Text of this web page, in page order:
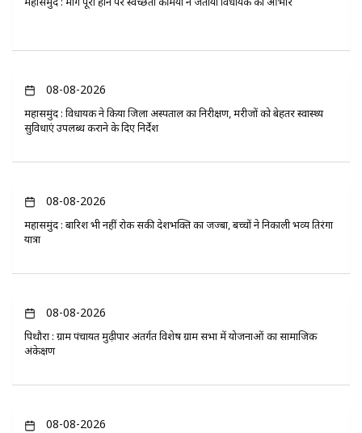
08-08-2026
महासमुंद : विधायक ने किया जिला अस्पताल का निरीक्षण, मरीजों को बेहतर स्वास्थ्य
सुविधाएं उपलब्ध कराने के दिए निर्देश
08-08-2026
महासमुंद : बारिश भी नहीं रोक सकी देशभक्ति का जज्बा, बच्चों ने निकाली भव्य तिरंगा
यात्रा
08-08-2026
पिथौरा : ग्राम पंचायत मुढ़ीपार अंतर्गत विशेष ग्राम सभा में योजनाओं का सामाजिक
अंकेक्षण
08-08-2026